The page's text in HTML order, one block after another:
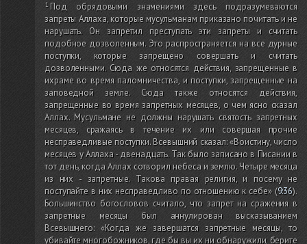
Под обрядовыми знамениями здесь подразумеваются
запреты Аллаха, которые мусульманам приказано почитать и не
нарушать. Он запретил преступать эти запреты и считать
подобное дозволенным. Это распространяется на все дурные
поступки, которые запрещено совершать и считать
дозволенными. Сюда же относятся действия, запрещенные в
ихраме во время паломничества, и поступки, запрещенные на
заповедной земле. Сюда также относятся действия,
запрещенные во время запретных месяцев, о чем ясно сказал
Аллах. Мусульмане не должны нарушать святость запретных
месяцев, сражаясь в течение их или совершая прочие
несправедливые поступки. Всевышний сказал: «Воистину, число
месяцев у Аллаха - двенадцать. Так было записано в Писании в
тот день, когда Аллах сотворил небеса и землю. Четыре месяца
из них - запретные. Такова правая религия, и посему не
поступайте в них несправедливо по отношению к себе»(9:36).
Большинство богословов считало, что запрет на сражения в
запретные месяцы был аннулирован высказыванием
Всевышнего: «Когда же завершатся запретные месяцы, то
убивайте многобожников, где бы вы их ни обнаружили, берите